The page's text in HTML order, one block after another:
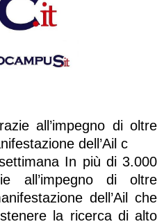
all’impegno di oltre
dell’Ail c
In più di 3.000
all’impegno di oltre
dell’Ail che
la ricerca di alto